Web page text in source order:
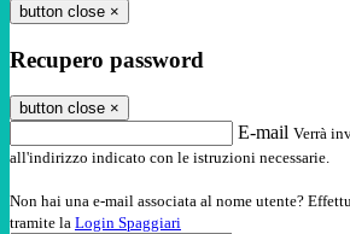
button close ×
Recupero password
button close ×
E-mail Verrà
all'indirizzo indicato con le istruzioni necessarie.
Non hai una e-mail associata al nome utente?
tramite la Login Spaggiari